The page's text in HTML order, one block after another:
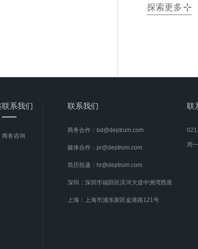
持对图像进行数字签
够在
探索更多
联系我们
商务咨询
联系我们
商务合作：bd@deptrum.com
媒体合作：pr@deptrum.com
简历投递：hr@deptrum.com
深圳：深圳市福田区滨河大道中洲湾西座
上海：上海市浦东新区金港路121号
联
周